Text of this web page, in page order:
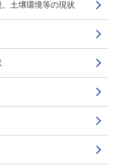
土壌環境等の現状